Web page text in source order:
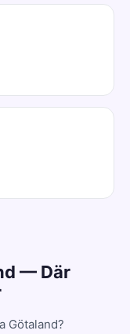
— Där
Götaland?